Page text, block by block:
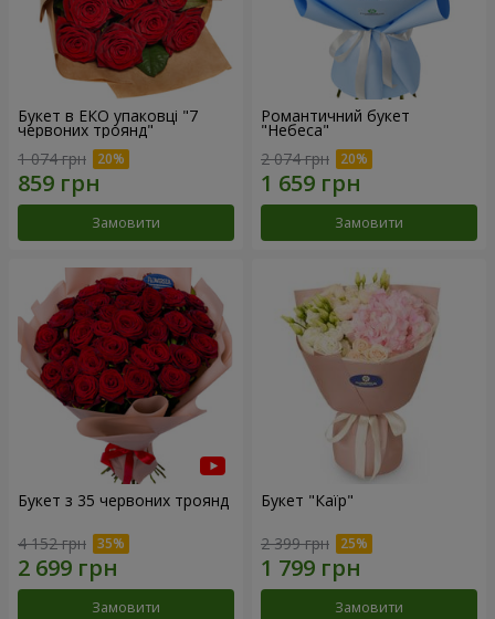
Букет в ЕКО упаковці "7
червоних троянд"
1 074 грн
Замовити
Романтичний букет
"Небеса"
2 074 грн
Замовити
Букет з 35 червоних троянд
4 152 грн
Замовити
Букет "Каїр"
2 399 грн
Замовити